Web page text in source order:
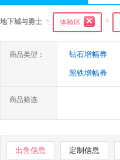
地下城与勇士 > 体验区 >
商品类型： 钻石增幅券
黑铁增幅券
商品筛选
出售信息 定制信息